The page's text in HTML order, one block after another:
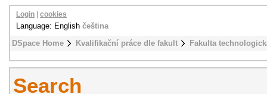
DSpace Home Kvalifikační práce dle fakult Fakulta
Login cookies
Language: English čeština
Search